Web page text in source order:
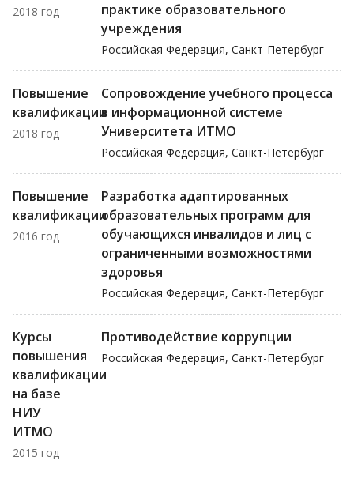
2018 год
практике образовательного
учреждения
Российская Федерация, Санкт-Петербург
Повышение
квалификации
2018 год
Сопровождение учебного процесса
в информационной системе
Университета ИТМО
Российская Федерация, Санкт-Петербург
Повышение
квалификации
2016 год
Разработка адаптированных
образовательных программ для
обучающихся инвалидов и лиц с
ограниченными возможностями
здоровья
Российская Федерация, Санкт-Петербург
Курсы
повышения
квалификации
на базе
НИУ
ИТМО
2015 год
Противодействие коррупции
Российская Федерация, Санкт-Петербург